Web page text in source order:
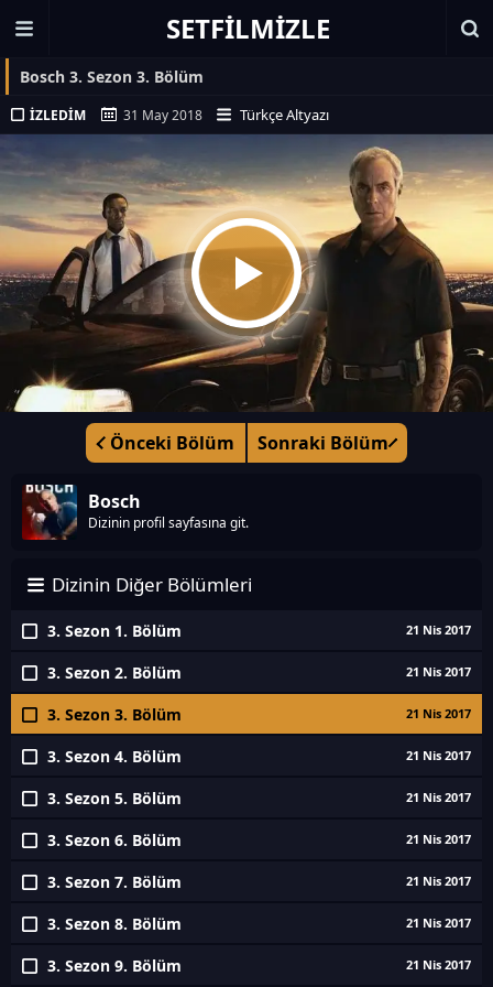
SETFILMIZLE
Bosch 3. Sezon 3. Bölüm
İZLEDIM 31 May 2018 Türkçe Altyazı
Önceki Bölüm Sonraki Bölüm
Bosch
Dizinin profil sayfasına git.
Dizinin Diğer Bölümleri
3. Sezon 1. Bölüm 21 Nis 2017
3. Sezon 2. Bölüm 21 Nis 2017
3. Sezon 3. Bölüm 21 Nis 2017
3. Sezon 4. Bölüm 21 Nis 2017
3. Sezon 5. Bölüm 21 Nis 2017
3. Sezon 6. Bölüm 21 Nis 2017
3. Sezon 7. Bölüm 21 Nis 2017
3. Sezon 8. Bölüm 21 Nis 2017
3. Sezon 9. Bölüm 21 Nis 2017